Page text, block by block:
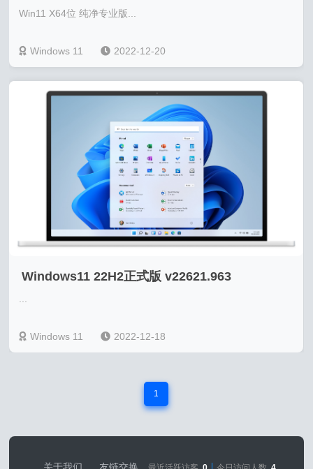
业版（GHO/WIM格式）
Win11 X64位 纯净专业版...
Windows 11 2022-12-20
Windows11 22H2正式版 v22621.963
...
Windows 11 2022-12-18
1